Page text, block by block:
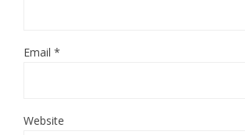
Email *
Website